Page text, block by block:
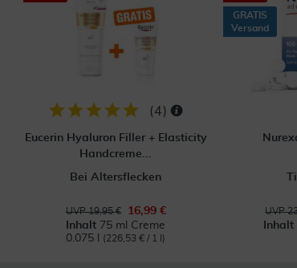
(4)
Eucerin Hyaluron Filler + Elasticity
Handcreme...
Bei Altersflecken
UVP 19,95 €
16,99 €
Inhalt 75 ml Creme
0.075 l
(226,53 € / 1 l)
GRATIS
Versand
UVP
Inhalt